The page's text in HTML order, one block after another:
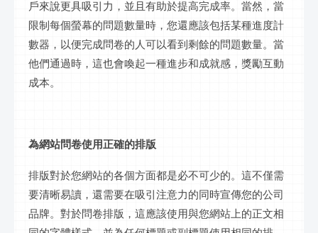
戶來說更具吸引力，並且有助於提高完成率。當然，當
限制每個螢幕的問題數量時，您還應該包括某種進度計
數器，以便完成問卷的人可以看到剩餘的問題數量。當
他們通過時，這也會喚起一種進步和成就感，獎勵互動
成本。
為網站問卷使用正確的排版
排版對於您網站的各個方面都是必不可少的。這不僅需
要清晰易讀，還需要在吸引注意力的同時宣傳您的公司
品牌。對於問卷排版，這應該使用與您網站上的正文相